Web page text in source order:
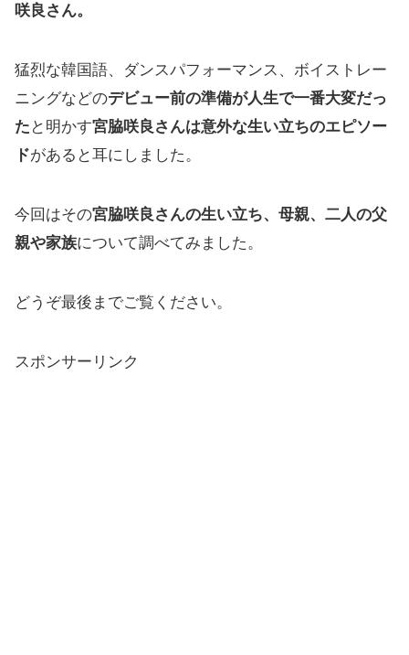
咲良さん。
猛烈な韓国語、ダンスパフォーマンス、ボイストレー
ニングなどのデビュー前の準備が人生で一番大変だっ
た と明かす宮脇咲良さんは意外な生い立ちのエピソー
ドがあると耳にしました。
今回はその宮脇咲良さんの生い立ち、母親、二人の父
親や家族について調べてみました。
どうぞ最後までご覧ください。
スポンサーリンク